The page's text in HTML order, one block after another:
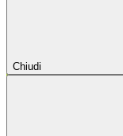
Chiudi